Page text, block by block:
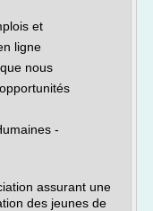
et
ligne
nous
-
assurant une
des jeunes de